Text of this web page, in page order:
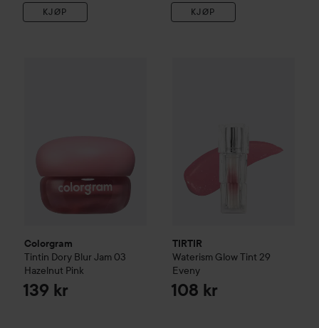
KJØP KJØP
Colorgram
Tintin Dory Blur Jam 03
Hazelnut Pink
139 kr
TIRTIR
Waterism Glow Tint 29
Eveny
108 kr